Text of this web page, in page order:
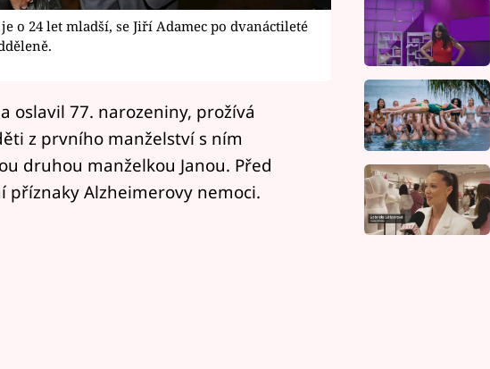
o 24 let mladší, se Jiří Adamec po dvanáctileté
oslavil 77. narozeniny, prožívá
z prvního manželství s ním
druhou manželkou Janou. Před
příznaky Alzheimerovy nemoci.